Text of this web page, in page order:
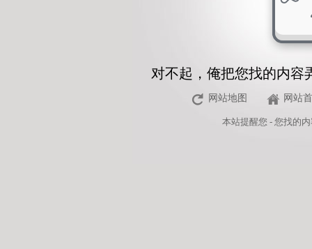
对不起，俺把您找的内容
网站地图 网站
本站提醒您 - 您找的